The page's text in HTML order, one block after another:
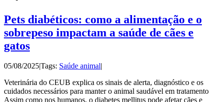
Pets diabéticos: como a alimentação e o
sobrepeso impactam a saúde de cães e
gatos
05/08/2025|Tags: Saúde animal|
Veterinária do CEUB explica os sinais de alerta, diagnóstico e os
cuidados necessários para manter o animal saudável em tratamento
Assim como nos humanos, o diabetes mellitus pode afetar cães e